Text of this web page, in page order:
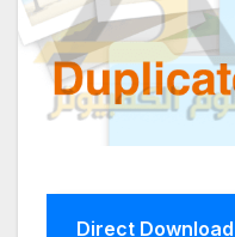
Direct Download